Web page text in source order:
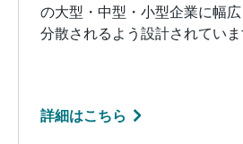
の大型・中型・小型企業に幅
分散されるよう設計されていま
詳細はこちら